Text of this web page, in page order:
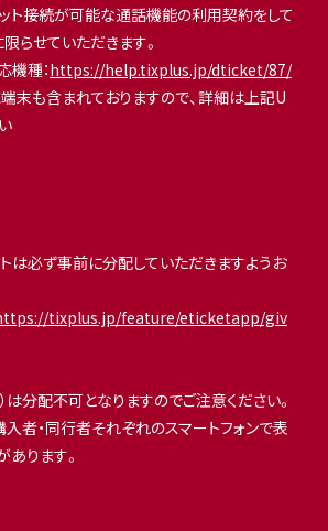
ト接続が可能な通話機能の利用契約をして
らせていただきます。
機種：https://help.tixplus.jp/dticket/87/
末も含まれておりますので、詳細は上記U
は必ず事前に分配していただきますようお
tixplus.jp/feature/eticketapp/giv
分配不可となりますのでご注意ください。
者・同行者それぞれのスマートフォンで表
あります。